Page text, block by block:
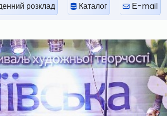
розклад Каталог Е-mail